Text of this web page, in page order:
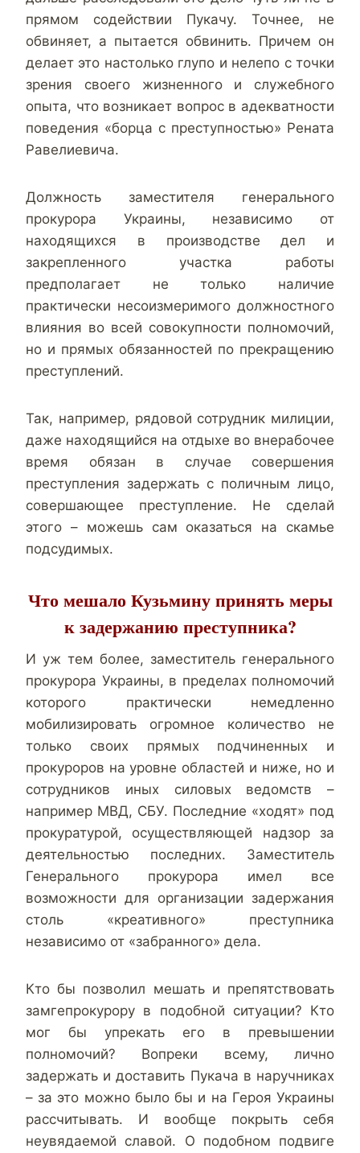
прямом содействии Пукачу. Точнее, не
обвиняет, а пытается обвинить. Причем он
делает это настолько глупо и нелепо с точки
зрения своего жизненного и служебного
опыта, что возникает вопрос в адекватности
поведения «борца с преступностью» Рената
Равелиевича.
Должность заместителя генерального
прокурора Украины, независимо от
находящихся в производстве дел и
закрепленного участка работы
предполагает не только наличие
практически несоизмеримого должностного
влияния во всей совокупности полномочий,
но и прямых обязанностей по прекращению
преступлений.
Так, например, рядовой сотрудник милиции,
даже находящийся на отдыхе во внерабочее
время обязан в случае совершения
преступления задержать с поличным лицо,
совершающее преступление. Не сделай
этого – можешь сам оказаться на скамье
подсудимых.
Что мешало Кузьмину принять меры
к задержанию преступника?
И уж тем более, заместитель генерального
прокурора Украины, в пределах полномочий
которого практически немедленно
мобилизировать огромное количество не
только своих прямых подчиненных и
прокуроров на уровне областей и ниже, но и
сотрудников иных силовых ведомств –
например МВД, СБУ. Последние «ходят» под
прокуратурой, осуществляющей надзор за
деятельностью последних. Заместитель
Генерального прокурора имел все
возможности для организации задержания
столь «креативного» преступника
независимо от «забранного» дела.
Кто бы позволил мешать и препятствовать
замгепрокурору в подобной ситуации? Кто
мог бы упрекать его в превышении
полномочий? Вопреки всему, лично
задержать и доставить Пукача в наручниках
– за это можно было бы и на Героя Украины
рассчитывать. И вообще покрыть себя
неувядаемой славой. О подобном подвиге